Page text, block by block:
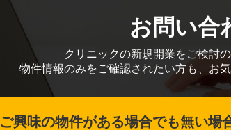
お問い合
クリニックの新規開業をご検討
物件情報のみをご確認されたい方も、お
ご興味の物件がある場合でも無い場